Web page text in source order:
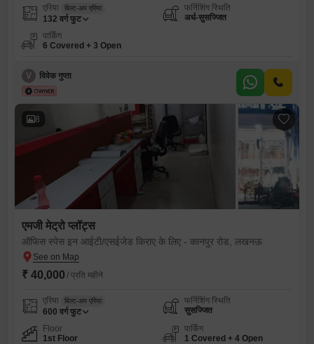
एरिया बिल्ट-अप एरिया
132 वर्ग फुट
फर्निशिंग स्थिति
अर्ध-सुसज्जित
पार्किंग
6 Covered + 3 Open
V विवेक गुप्ता
8
एमजी मेट्रो प्लॉट्स
ऑफिस स्पेस इन आईटी/एसईजेड किराए के लिए - कानपुर रोड, लखनऊ
₹ 40,000 / प्रति महीने
एरिया बिल्ट-अप एरिया
600 वर्ग फुट
फर्निशिंग स्थिति
सुसज्जित
Floor
1st Floor
पार्किंग
1 Covered + 4 Open